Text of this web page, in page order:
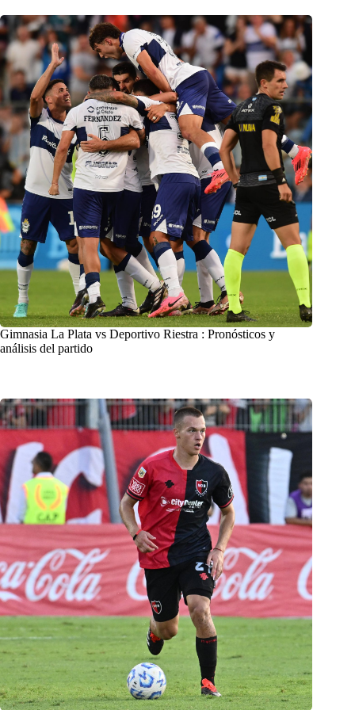
Gimnasia La Plata vs Deportivo Riestra : Pronósticos y
análisis del partido